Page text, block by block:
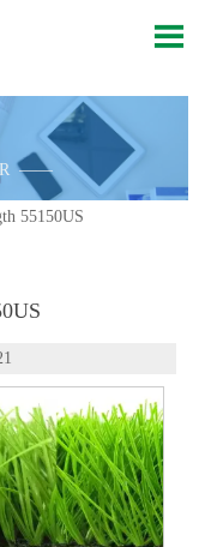

——
55150US